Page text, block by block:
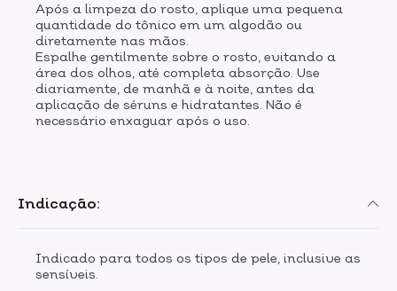
Após a limpeza do rosto, aplique uma pequena
quantidade do tônico em um algodão ou
diretamente nas mãos.
Espalhe gentilmente sobre o rosto, evitando a
área dos olhos, até completa absorção. Use
diariamente, de manhã e à noite, antes da
aplicação de séruns e hidratantes. Não é
necessário enxaguar após o uso.
Indicação:
Indicado para todos os tipos de pele, inclusive as
sensíveis.